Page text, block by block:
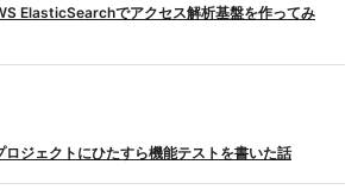
ElasticSearchでアクセス解析基盤を作ってみ
ジェクトにひたすら機能テストを書いた話